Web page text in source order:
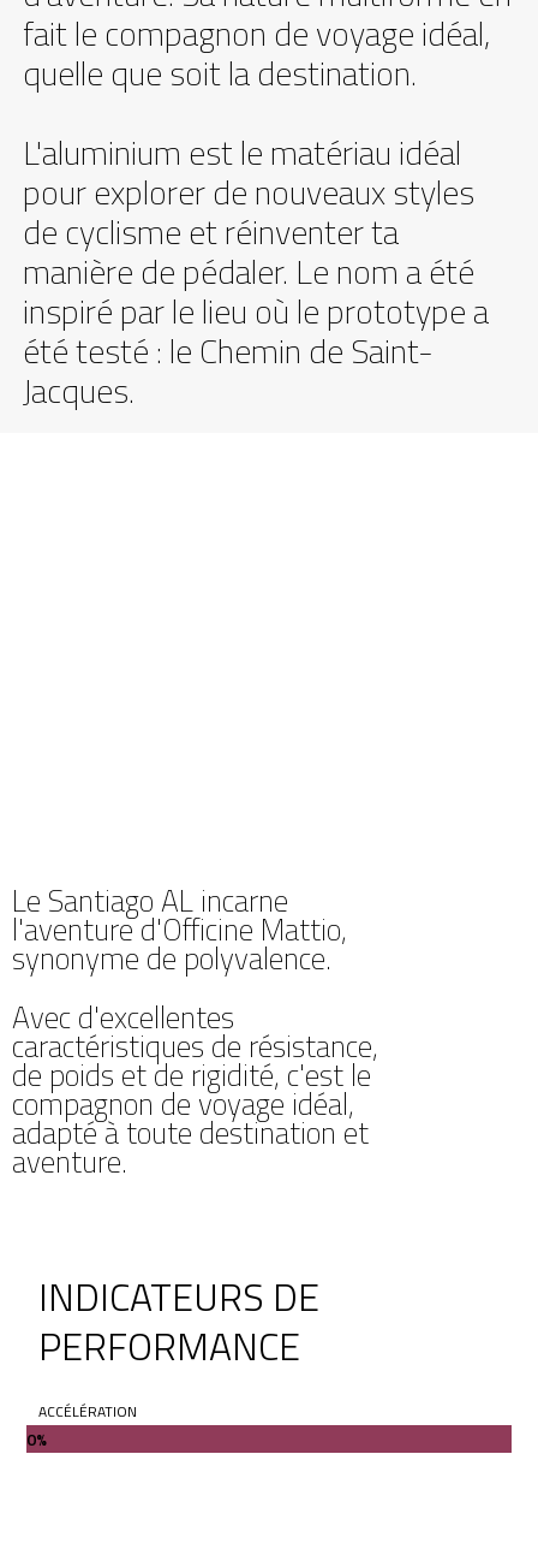
fait le compagnon de voyage idéal,
quelle que soit la destination.
L'aluminium est le matériau idéal
pour explorer de nouveaux styles
de cyclisme et réinventer ta
manière de pédaler. Le nom a été
inspiré par le lieu où le prototype a
été testé : le Chemin de Saint-
Jacques.
Le Santiago AL incarne
l'aventure d'Officine Mattio,
synonyme de polyvalence.
Avec d'excellentes
caractéristiques de résistance,
de poids et de rigidité, c'est le
compagnon de voyage idéal,
adapté à toute destination et
aventure.
INDICATEURS DE
PERFORMANCE
ACCÉLÉRATION
0%